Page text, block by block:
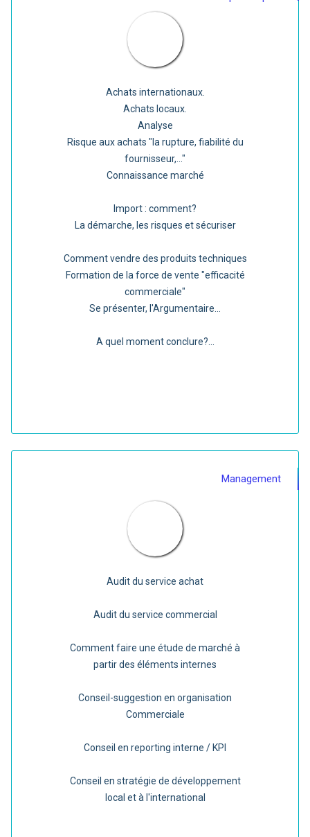
Achats internationaux.
Achats locaux.
Analyse
Risque aux achats "la rupture, fiabilité du
fournisseur,..."
Connaissance marché
Import : comment?
La démarche, les risques et sécuriser
Comment vendre des produits techniques
Formation de la force de vente "efficacité
commerciale"
Se présenter, l'Argumentaire...
A quel moment conclure?...
Management
Audit du service achat
Audit du service commercial
Comment faire une étude de marché à
partir des éléments internes
Conseil-suggestion en organisation
Commerciale
Conseil en reporting interne / KPI
Conseil en stratégie de développement
local et à l'international